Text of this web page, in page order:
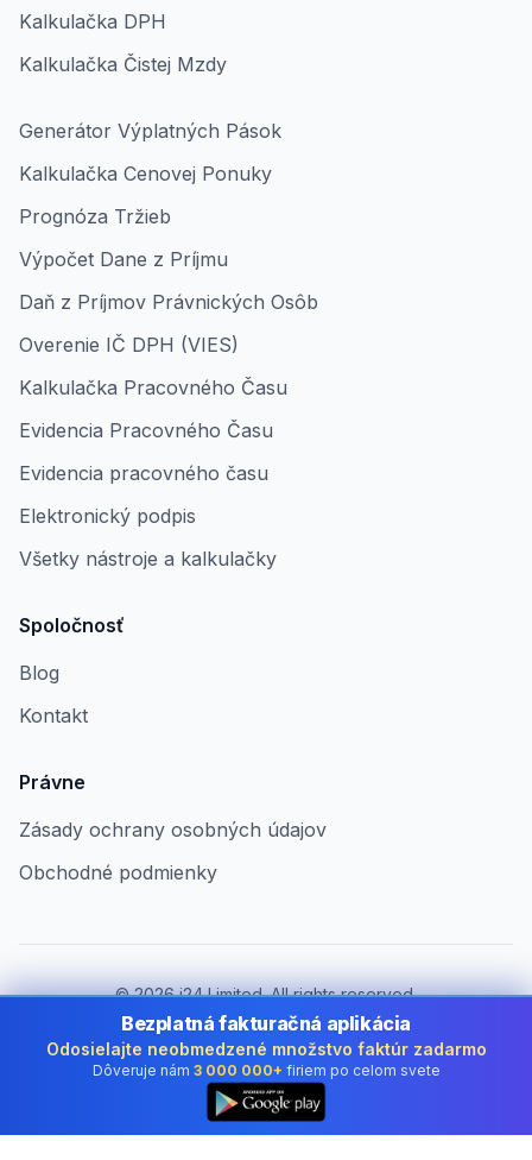
Kalkulačka DPH
Kalkulačka Čistej Mzdy
Generátor Výplatných Pások
Kalkulačka Cenovej Ponuky
Prognóza Tržieb
Výpočet Dane z Príjmu
Daň z Príjmov Právnických Osôb
Overenie IČ DPH (VIES)
Kalkulačka Pracovného Času
Evidencia Pracovného Času
Evidencia pracovného času
Elektronický podpis
Všetky nástroje a kalkulačky
Spoločnosť
Blog
Kontakt
Právne
Zásady ochrany osobných údajov
Obchodné podmienky
©2026i24 Limited. All rights reserved.
Pre firmy v Slovakia
Zmeniť krajinu:
Slovakia
Bezplatná fakturačná aplikácia
Odosielajte neobmedzené množstvo faktúr zadarmo
Dôveruje nám 3 000 000+ firiem po celom svete